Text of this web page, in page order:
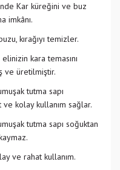
Kar küreğini ve buz
imkânı.
kırağıyı temizler.
kara temasını
ve üretilmiştir.
tutma sapı
kolay kullanım sağlar.
tutma sapı soğuktan
ve rahat kullanım.